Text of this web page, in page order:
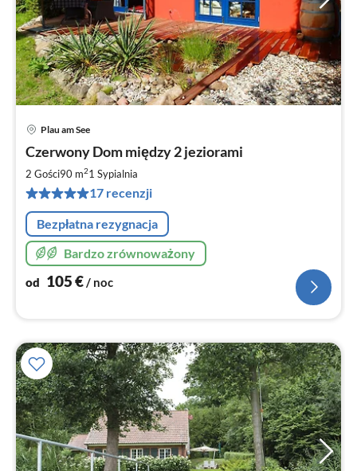
Plau am See
Czerwony Dom między 2 jeziorami
2 Gości90 m21 Sypialnia
17 recenzji
Bezpłatna rezygnacja
Bardzo zrównoważony
od 105€/ noc